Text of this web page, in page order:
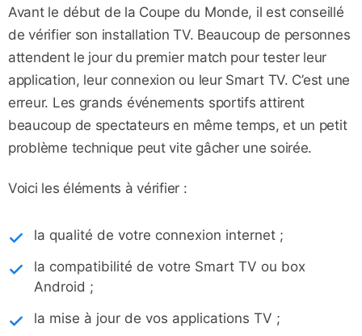
Avant le début de la Coupe du Monde, il est conseillé
de vérifier son installation TV. Beaucoup de personnes
attendent le jour du premier match pour tester leur
application, leur connexion ou leur Smart TV. C’est une
erreur. Les grands événements sportifs attirent
beaucoup de spectateurs en même temps, et un petit
problème technique peut vite gâcher une soirée.
Voici les éléments à vérifier :
la qualité de votre connexion internet ;
la compatibilité de votre Smart TV ou box
Android ;
la mise à jour de vos applications TV ;